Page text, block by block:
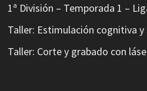
1ª División – Temporada 1 –
Taller: Estimulación cognitiva
Taller: Corte y grabado con